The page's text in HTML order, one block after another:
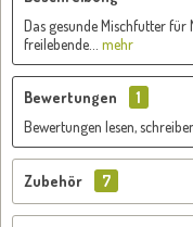
Das gesunde Mischfutter
freilebende...
mehr
Bewertungen
1
Bewertungen lesen,
Zubehör 7